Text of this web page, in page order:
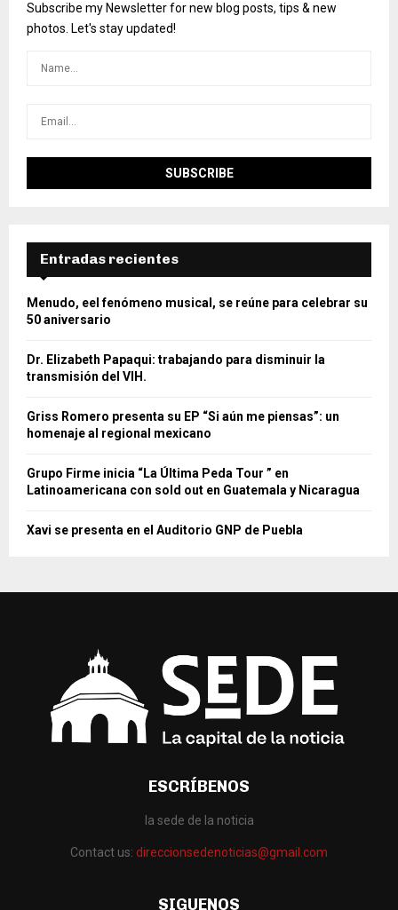
Subscribe my Newsletter for new blog posts, tips & new
photos. Let's stay updated!
Entradas recientes
Menudo, eel fenómeno musical, se reúne para celebrar su
50 aniversario
Dr. Elizabeth Papaqui: trabajando para disminuir la
transmisión del VIH.
Griss Romero presenta su EP “Si aún me piensas”: un
homenaje al regional mexicano
Grupo Firme inicia “La Última Peda Tour ” en
Latinoamericana con sold out en Guatemala y Nicaragua
Xavi se presenta en el Auditorio GNP de Puebla
ESCRÍBENOS
la sede de la noticia
Contact us: direccionsedenoticias@gmail.com
SIGUENOS